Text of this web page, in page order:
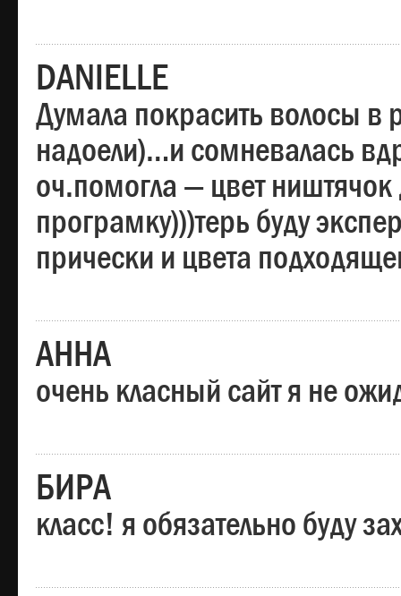
DANIELLE
Думала покрасить волосы
надоели)…и сомневалась
оч.помогла — цвет
програмку)))терь буду
прически и цвета
АННА
очень класный сайт я не
БИРА
класс! я обязательно буду